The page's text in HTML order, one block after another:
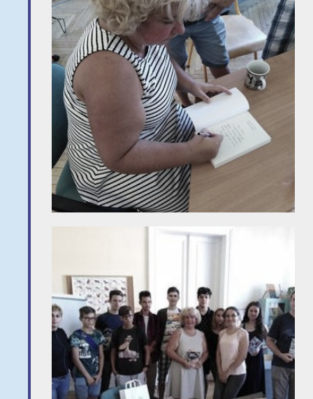
Родителски
съвет
Документи
Календар
График на
учебното
време
За контакт
Детска
градина
Учители
Информация
Записване в
училището
Зрелостен
изпит